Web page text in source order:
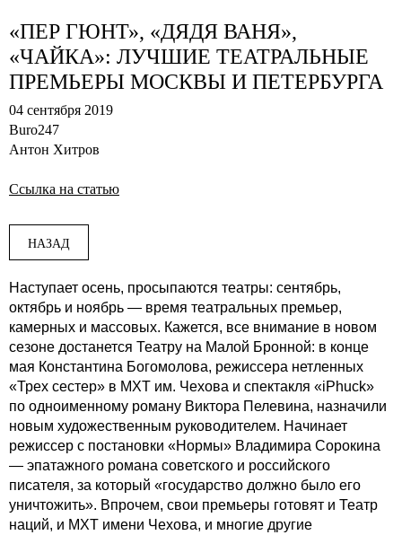
«ПЕР ГЮНТ», «ДЯДЯ ВАНЯ»,
«ЧАЙКА»: ЛУЧШИЕ ТЕАТРАЛЬНЫЕ
ПРЕМЬЕРЫ МОСКВЫ И ПЕТЕРБУРГА
04 сентября 2019
Buro247
Антон Хитров
Ссылка на статью
НАЗАД
Наступает осень, просыпаются театры: сентябрь,
октябрь и ноябрь — время театральных премьер,
камерных и массовых. Кажется, все внимание в новом
сезоне достанется Театру на Малой Бронной: в конце
мая Константина Богомолова, режиссера нетленных
«Трех сестер» в МХТ им. Чехова и спектакля «iPhuck»
по одноименному роману Виктора Пелевина, назначили
новым художественным руководителем. Начинает
режиссер с постановки «Нормы» Владимира Сорокина
— эпатажного романа советского и российского
писателя, за который «государство должно было его
уничтожить». Впрочем, свои премьеры готовят и Театр
наций, и МХТ имени Чехова, и многие другие